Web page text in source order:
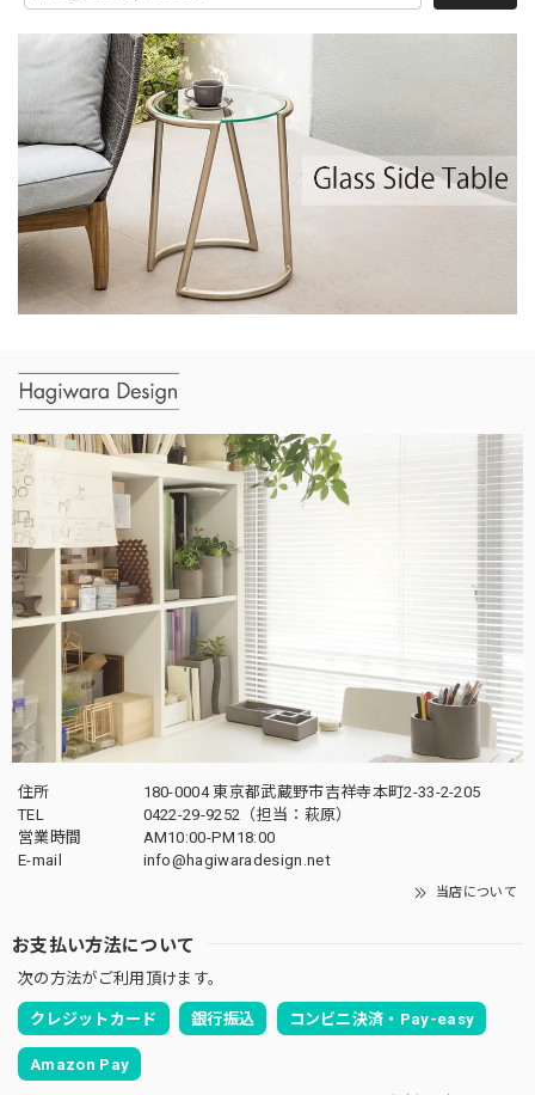
住所
180-0004 東京都武蔵野市吉祥寺本町2-33-2-205
TEL
0422-29-9252（担当：萩原）
営業時間
AM10:00-PM18:00
E-mail
info@hagiwaradesign.net
当店について
お支払い方法について
次の方法がご利用頂けます。
クレジットカード 銀行振込 コンビニ決済・Pay-easy
Amazon Pay